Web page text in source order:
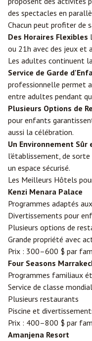
des spectacles en
Chacun peut profiter de
Des Horaires Flexibles
ou 21h avec des jeux et
Les adultes continuent
Service de Garde
professionnelle permet
entre adultes pendant
Plusieurs Options de
pour enfants
aussi la célébration.
Un Environnement Sûr
l'établissement, de
un espace sécurisé.
Les Meilleurs Hôtels
Kenzi Menara Palace
Programmes adaptés
Divertissements pour
Plusieurs options de
Grande propriété avec
Prix : 300–600 $ par
Four Seasons
Programmes familiaux
Service de classe
Plusieurs restaurants
Piscine et
Prix : 400–800 $ par
Amanjena Resort